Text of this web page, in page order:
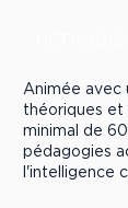
Animée avec
théoriques et
minimal de
pédagogies
l'intelligence